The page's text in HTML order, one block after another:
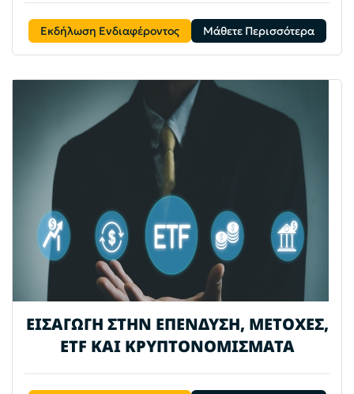
Εκδήλωση Ενδιαφέροντος Μάθετε Περισσότερα
ΕΙΣΑΓΩΓΗ ΣΤΗΝ ΕΠΕΝΔΥΣΗ, ΜΕΤΟΧΕΣ,
ETF ΚΑΙ ΚΡΥΠΤΟΝΟΜΙΣΜΑΤΑ